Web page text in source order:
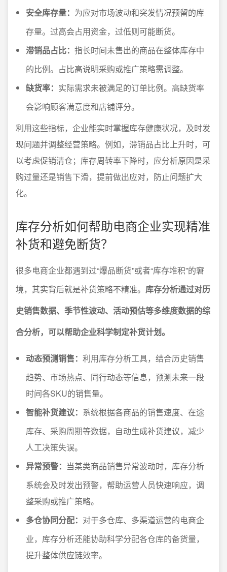
安全库存量： 为应对市场波动和突发情况预留的库
存量。过高会占用资金，过低则可能断货。
滞销品占比： 指长时间未售出的商品在整体库存中
的比例。占比高说明采购或推广策略需调整。
缺货率： 实际需求未被满足的订单比例。高缺货率
会影响顾客满意度和店铺评分。
利用这些指标，企业能实时掌握库存健康状况，及时发
现问题并调整经营策略。例如，滞销品占比上升时，可
以考虑促销清仓；库存周转率下降时，应分析原因是采
购过量还是销售下滑，提前做出应对，防止问题扩大
化。
库存分析如何帮助电商企业实现精准
补货和避免断货？
很多电商企业都遇到过“爆品断货”或者“库存堆积”的窘
境，其实背后就是补货策略不精准。 库存分析通过对历
史销售数据、季节性波动、活动预估等多维度数据的综
合分析，可以帮助企业科学制定补货计划。
动态预测销售： 利用库存分析工具，结合历史销售
趋势、市场热点、同行动态等信息，预测未来一段
时间各SKU的销售量。
智能补货建议： 系统根据各商品的销售速度、在途
库存、采购周期等数据，自动生成补货建议，减少
人工决策失误。
异常预警： 当某类商品销售异常波动时，库存分析
系统会及时发出预警，帮助运营人员快速响应，调
整采购或推广策略。
多仓协同分配： 对于多仓库、多渠道运营的电商企
业，库存分析还能协助科学分配各仓库的备货量，
提升整体供应链效率。